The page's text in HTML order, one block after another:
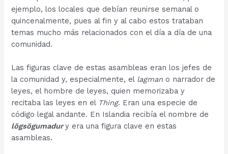
ejemplo, los locales que debían reunirse semanal o
quincenalmente, pues al fin y al cabo estos trataban
temas mucho más relacionados con el día a día de una
comunidad.
Las figuras clave de estas asambleas eran los jefes de
la comunidad y, especialmente, el lagman o narrador de
leyes, el hombre de leyes, quien memorizaba y
recitaba las leyes en el Thing. Eran una especie de
código legal andante. En Islandia recibía el nombre de
lögsögumadur y era una figura clave en estas
asambleas.